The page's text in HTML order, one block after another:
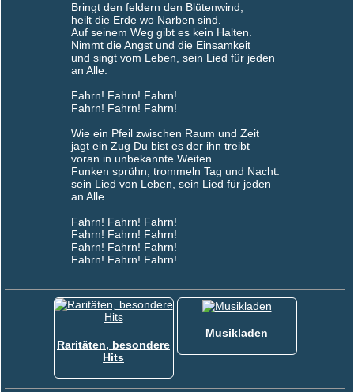
Bringt den feldern den Blütenwind,
heilt die Erde wo Narben sind.
Auf seinem Weg gibt es kein Halten.
Nimmt die Angst und die Einsamkeit
und singt vom Leben, sein Lied für jeden
an Alle.
Fahrn! Fahrn! Fahrn!
Fahrn! Fahrn! Fahrn!
Wie ein Pfeil zwischen Raum und Zeit
jagt ein Zug Du bist es der ihn treibt
voran in unbekannte Weiten.
Funken sprühn, trommeln Tag und Nacht:
sein Lied von Leben, sein Lied für jeden
an Alle.
Fahrn! Fahrn! Fahrn!
Fahrn! Fahrn! Fahrn!
Fahrn! Fahrn! Fahrn!
Fahrn! Fahrn! Fahrn!
Raritäten, besondere
Hits
Musikladen